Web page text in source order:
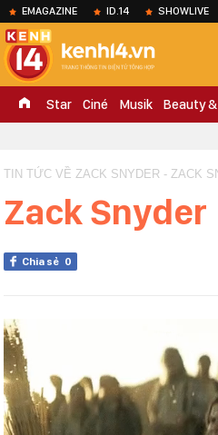
EMAGAZINE ID.14 SHOWLIVE
Star Ciné Musik Beauty
TIN TỨC VỀ ZACK SNYDER - ZACK
Zack Snyder
Chia sẻ 0